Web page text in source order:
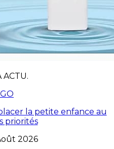
ACTU.
la petite enfance au
priorités
2026